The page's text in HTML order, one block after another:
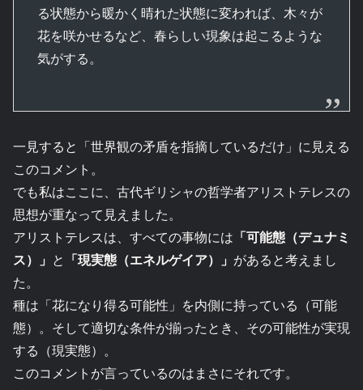
る状態から暖かく晴れた状態に変われば、木々が
花を咲かせるなど、春らしい現象は起こるような
気がする。
一見すると「世界観の矛盾を指摘しているだけ」に見える
このコメント。
でも私はここに、古代ギリシャの哲学者アリストテレスの
思想が重なって見えました。
アリストテレスは、すべての事物には 「可能態（デュナミ
ス）」 と 「現実態（エネルゲイア）」 があると考えまし
た。
種は「花になり得る可能性」を内側に持っている（可能
態）。そして適切な条件が揃ったとき、その可能性が実現
する（現実態）。
このコメントが言っているのはまさにそれです。